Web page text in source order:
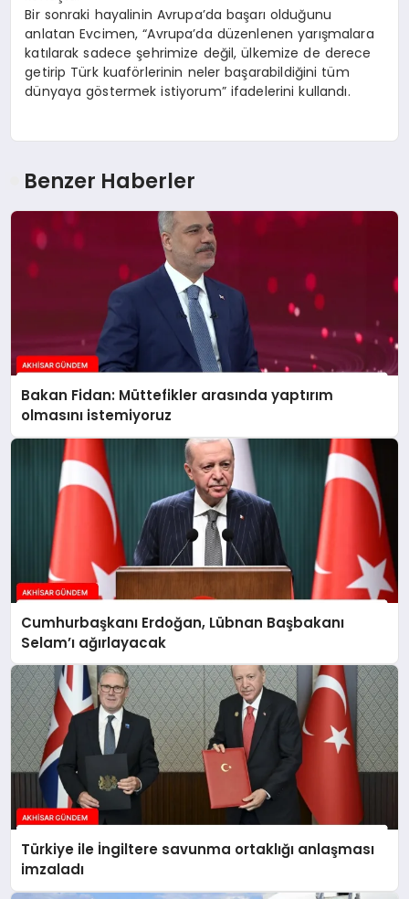
Bir sonraki hayalinin Avrupa’da başarı olduğunu
anlatan Evcimen, “Avrupa’da düzenlenen yarışmalara
katılarak sadece şehrimize değil, ülkemize de derece
getirip Türk kuaförlerinin neler başarabildiğini tüm
dünyaya göstermek istiyorum” ifadelerini kullandı.
Benzer Haberler
Bakan Fidan: Müttefikler arasında yaptırım
olmasını istemiyoruz
Cumhurbaşkanı Erdoğan, Lübnan Başbakanı
Selam’ı ağırlayacak
Türkiye ile İngiltere savunma ortaklığı anlaşması
imzaladı